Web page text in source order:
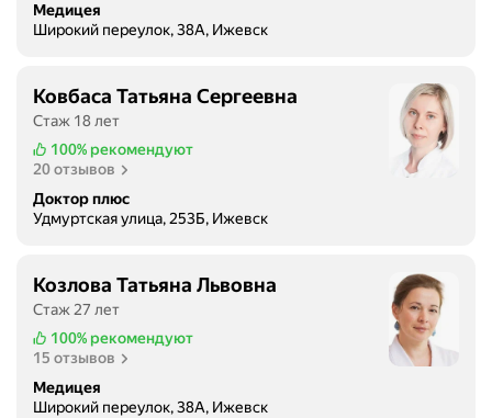
Медицея
Широкий переулок, 38А, Ижевск
Ковбаса Татьяна Сергеевна
Стаж 18 лет
100% рекомендуют
20 отзывов
Доктор плюс
Удмуртская улица, 253Б, Ижевск
Козлова Татьяна Львовна
Стаж 27 лет
100% рекомендуют
15 отзывов
Медицея
Широкий переулок, 38А, Ижевск